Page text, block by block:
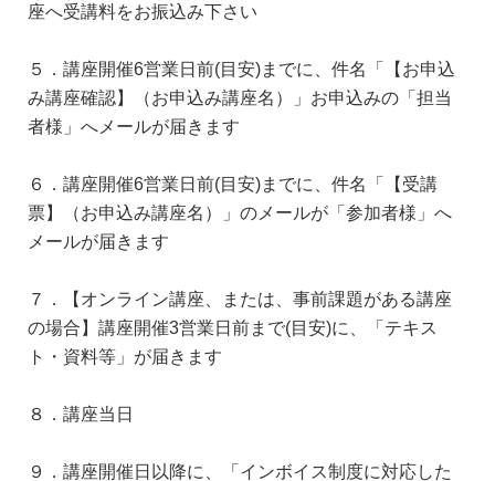
座へ受講料をお振込み下さい
５．講座開催6営業日前(目安)までに、件名「【お申込
み講座確認】（お申込み講座名）」お申込みの「担当
者様」へメールが届きます
６．講座開催6営業日前(目安)までに、件名「【受講
票】（お申込み講座名）」のメールが「参加者様」へ
メールが届きます
７．【オンライン講座、または、事前課題がある講座
の場合】講座開催3営業日前まで(目安)に、「テキス
ト・資料等」が届きます
８．講座当日
９．講座開催日以降に、「インボイス制度に対応した